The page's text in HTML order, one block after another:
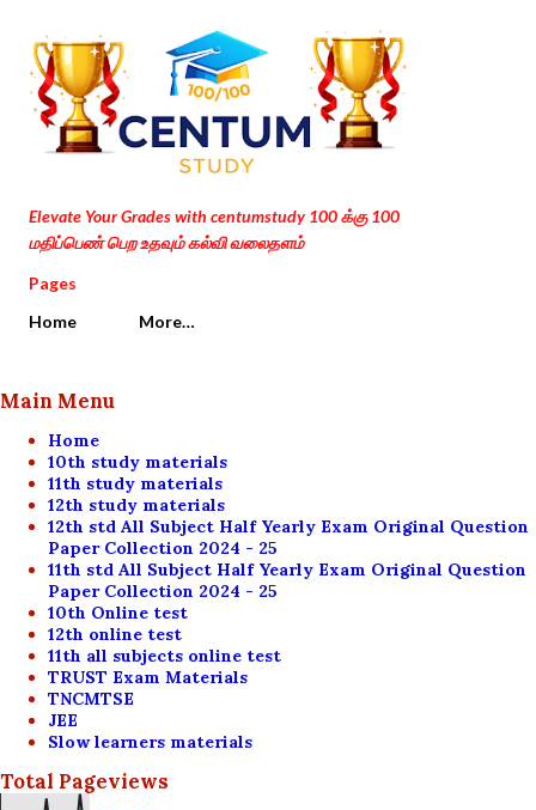
Skip to main content
Elevate Your Grades with centumstudy 100 க்கு 100
மதிப்பெண் பெற உதவும் கல்வி வலைதளம்
Pages
Home
More…
Main Menu
Home
10th study materials
11th study materials
12th study materials
12th std All Subject Half Yearly Exam Original Question
Paper Collection 2024 - 25
11th std All Subject Half Yearly Exam Original Question
Paper Collection 2024 - 25
10th Online test
12th online test
11th all subjects online test
TRUST Exam Materials
TNCMTSE
JEE
Slow learners materials
Total Pageviews